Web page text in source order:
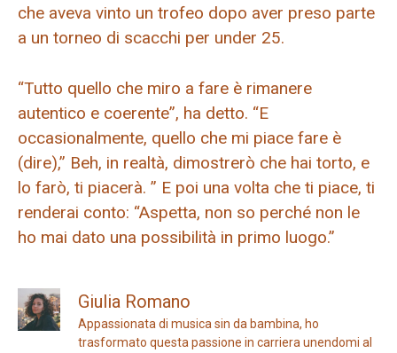
che aveva vinto un trofeo dopo aver preso parte
a un torneo di scacchi per under 25.
“Tutto quello che miro a fare è rimanere
autentico e coerente”, ha detto. “E
occasionalmente, quello che mi piace fare è
(dire),” Beh, in realtà, dimostrerò che hai torto, e
lo farò, ti piacerà. ” E poi una volta che ti piace, ti
renderai conto: “Aspetta, non so perché non le
ho mai dato una possibilità in primo luogo.”
Giulia Romano
Appassionata di musica sin da bambina, ho
trasformato questa passione in carriera unendomi al